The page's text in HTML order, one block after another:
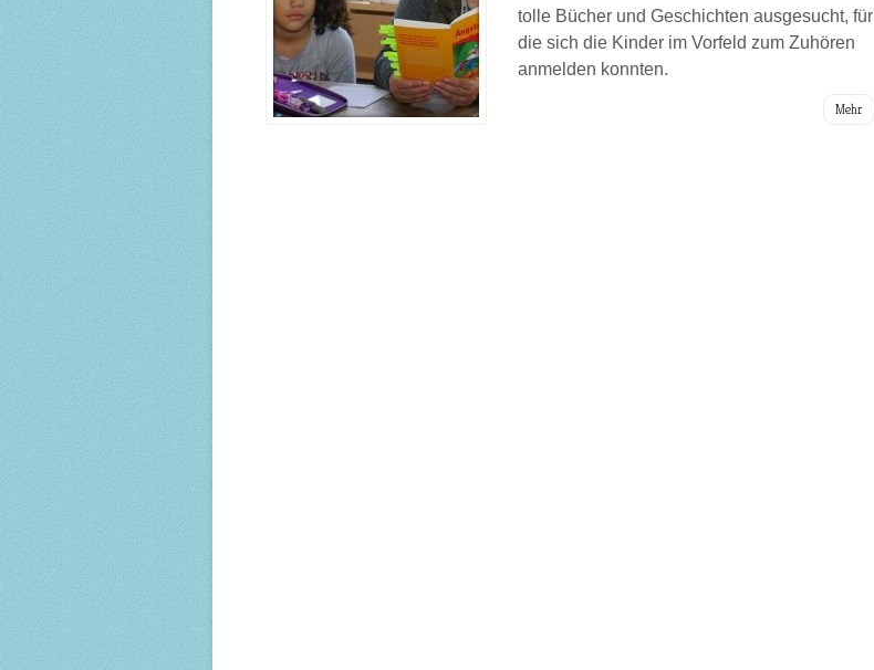
tolle Bücher und Geschichten ausgesucht, für
die sich die Kinder im Vorfeld zum Zuhören
anmelden konnten.
Mehr